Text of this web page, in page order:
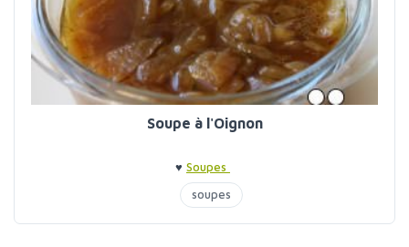
Soupe à l'Oignon
♥ Soupes
soupes